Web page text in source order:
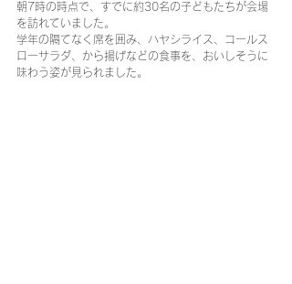
朝7時の時点で、すでに約30名の子どもたちが会場
を訪れていました。
学年の隔てなく席を囲み、ハヤシライス、コールス
ローサラダ、から揚げなどの食事を、おいしそうに
味わう姿が見られました。